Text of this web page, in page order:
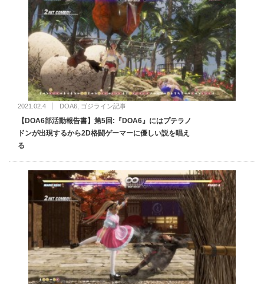
2021.02.4 DOA6 ゴジライン記事
【DOA6部活動報告書】第5回:『DOA6』にはプテラノ
ドンが出現するから2D格闘ゲーマーに優しい説を唱え
る